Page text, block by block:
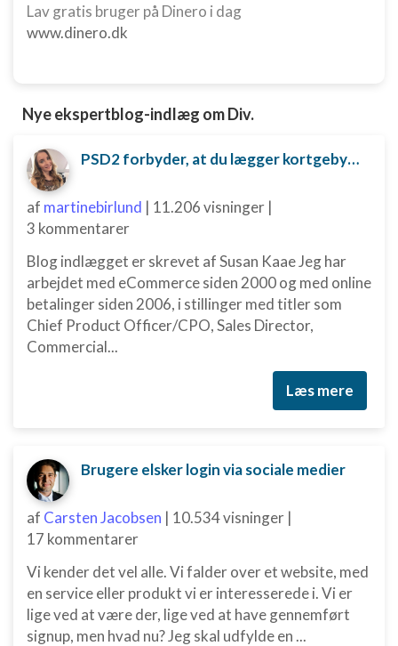
Lav gratis bruger på Dinero i dag
www.dinero.dk
Nye ekspertblog-indlæg om Div.
PSD2 forbyder, at du lægger kortgebyret ud til dine kunder fra 1. januar 2018
af martinebirlund | 11.206 visninger |
3 kommentarer
Blog indlægget er skrevet af Susan Kaae Jeg har
arbejdet med eCommerce siden 2000 og med online
betalinger siden 2006, i stillinger med titler som
Chief Product Officer/CPO, Sales Director,
Commercial...
Læs mere
Brugere elsker login via sociale medier
af Carsten Jacobsen | 10.534 visninger |
17 kommentarer
Vi kender det vel alle. Vi falder over et website, med
en service eller produkt vi er interesserede i. Vi er
lige ved at være der, lige ved at have gennemført
signup, men hvad nu? Jeg skal udfylde en ...